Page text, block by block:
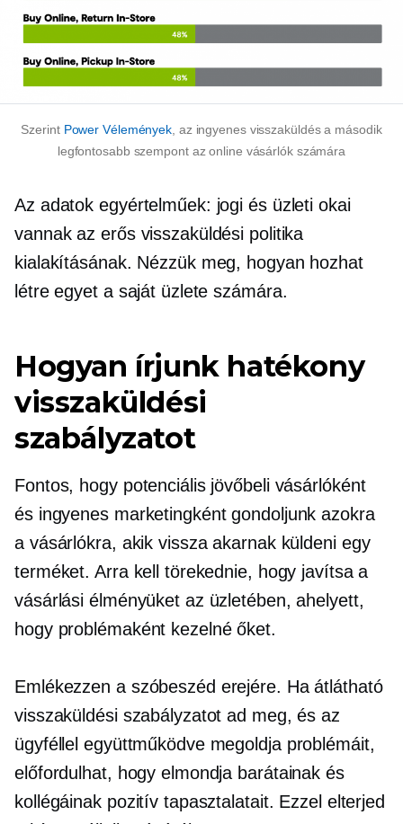
Szerint Power Vélemények , az ingyenes visszaküldés a második
legfontosabb szempont az online vásárlók számára
Az adatok egyértelműek: jogi és üzleti okai
vannak az erős visszaküldési politika
kialakításának. Nézzük meg, hogyan hozhat
létre egyet a saját üzlete számára.
Hogyan írjunk hatékony
visszaküldési
szabályzatot
Fontos, hogy potenciális jövőbeli vásárlóként
és ingyenes marketingként gondoljunk azokra
a vásárlókra, akik vissza akarnak küldeni egy
terméket. Arra kell törekednie, hogy javítsa a
vásárlási élményüket az üzletében, ahelyett,
hogy problémaként kezelné őket.
Emlékezzen a szóbeszéd erejére. Ha átlátható
visszaküldési szabályzatot ad meg, és az
ügyféllel együttműködve megoldja problémáit,
előfordulhat, hogy elmondja barátainak és
kollégáinak pozitív tapasztalatait. Ezzel elterjed